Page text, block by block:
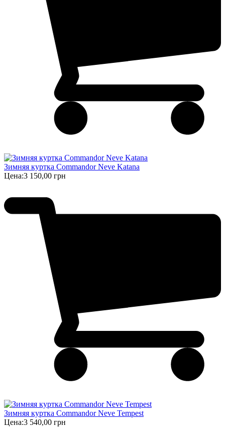
Зимняя куртка Commandor Neve Katana
Цена:3 150,00 грн
Зимняя куртка Commandor Neve Tempest
Цена:3 540,00 грн